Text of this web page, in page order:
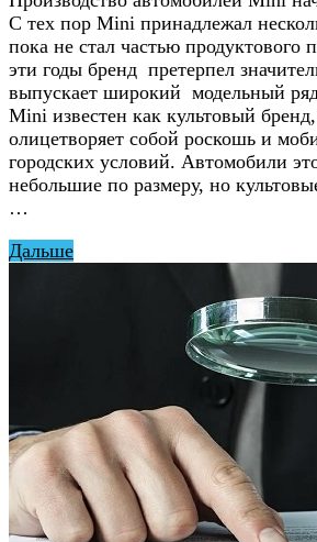
С тех пор Mini принадлежал
пока не стал частью продуктового
эти годы бренд претерпел
выпускает широкий модельный
Mini известен как культовый
олицетворяет собой роскошь и
городских условий. Автомобили
небольшие по размеру, но
…
Дальше